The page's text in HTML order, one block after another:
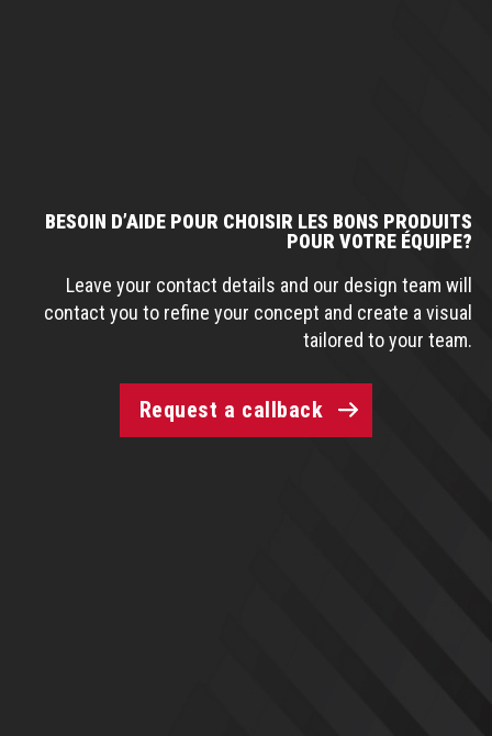
BESOIN D’AIDE POUR CHOISIR LES BONS PRODUITS
POUR VOTRE ÉQUIPE?
Leave your contact details and our design team will
contact you to refine your concept and create a visual
tailored to your team.
Request a callback